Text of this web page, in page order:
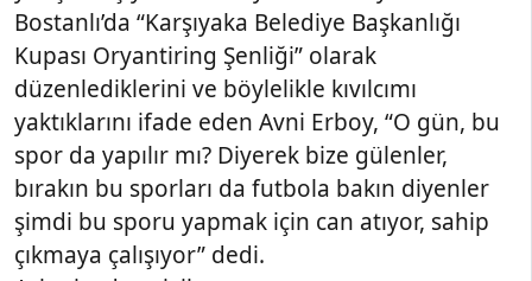
Bostanlı’da “Karşıyaka Belediye Başkanlığı
Kupası Oryantiring Şenliği” olarak
düzenlediklerini ve böylelikle kıvılcımı
yaktıklarını ifade eden Avni Erboy, “O gün, bu
spor da yapılır mı? Diyerek bize gülenler,
bırakın bu sporları da futbola bakın diyenler
şimdi bu sporu yapmak için can atıyor, sahip
çıkmaya çalışıyor” dedi.